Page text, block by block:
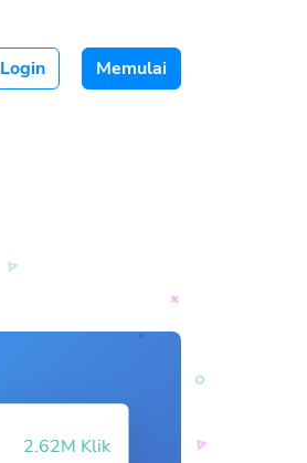
Login Memulai
2.62M Klik